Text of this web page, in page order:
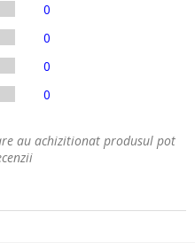
0
0
0
0
au achizitionat produsul pot